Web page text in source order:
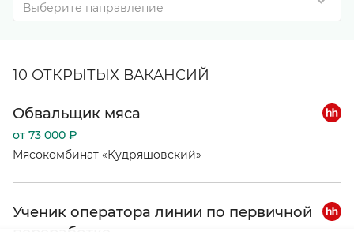
Выберите направление
10 ОТКРЫТЫХ ВАКАНСИЙ
Обвальщик мяса
от 73 000 ₽
Мясокомбинат «Кудряшовский»
Ученик оператора линии по первичной
Нажимая на кнопку, вы
соглашаетесь с
персональных данных»
Отправить